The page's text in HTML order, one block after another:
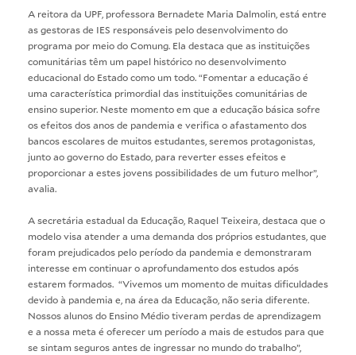
A reitora da UPF, professora Bernadete Maria Dalmolin, está entre
as gestoras de IES responsáveis pelo desenvolvimento do
programa por meio do Comung. Ela destaca que as instituições
comunitárias têm um papel histórico no desenvolvimento
educacional do Estado como um todo. “Fomentar a educação é
uma característica primordial das instituições comunitárias de
ensino superior. Neste momento em que a educação básica sofre
os efeitos dos anos de pandemia e verifica o afastamento dos
bancos escolares de muitos estudantes, seremos protagonistas,
junto ao governo do Estado, para reverter esses efeitos e
proporcionar a estes jovens possibilidades de um futuro melhor”,
avalia.
A secretária estadual da Educação, Raquel Teixeira, destaca que o
modelo visa atender a uma demanda dos próprios estudantes, que
foram prejudicados pelo período da pandemia e demonstraram
interesse em continuar o aprofundamento dos estudos após
estarem formados. “Vivemos um momento de muitas dificuldades
devido à pandemia e, na área da Educação, não seria diferente.
Nossos alunos do Ensino Médio tiveram perdas de aprendizagem
e a nossa meta é oferecer um período a mais de estudos para que
se sintam seguros antes de ingressar no mundo do trabalho”,